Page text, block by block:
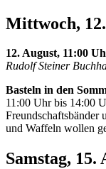
Mittwoch,
12. August, 11:00
Rudolf Steiner
Basteln in den
11:00 Uhr bis 14:00
Freundschaftsbänder
und Waffeln wollen
Samstag, 15.